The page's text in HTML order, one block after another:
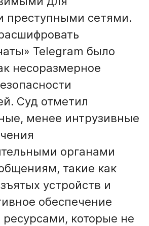
преступными сетями.
Telegram было
несоразмерное
Суд отметил
менее интрузивные
органами
такие как
устройств и
обеспечение
ресурсами, которые не